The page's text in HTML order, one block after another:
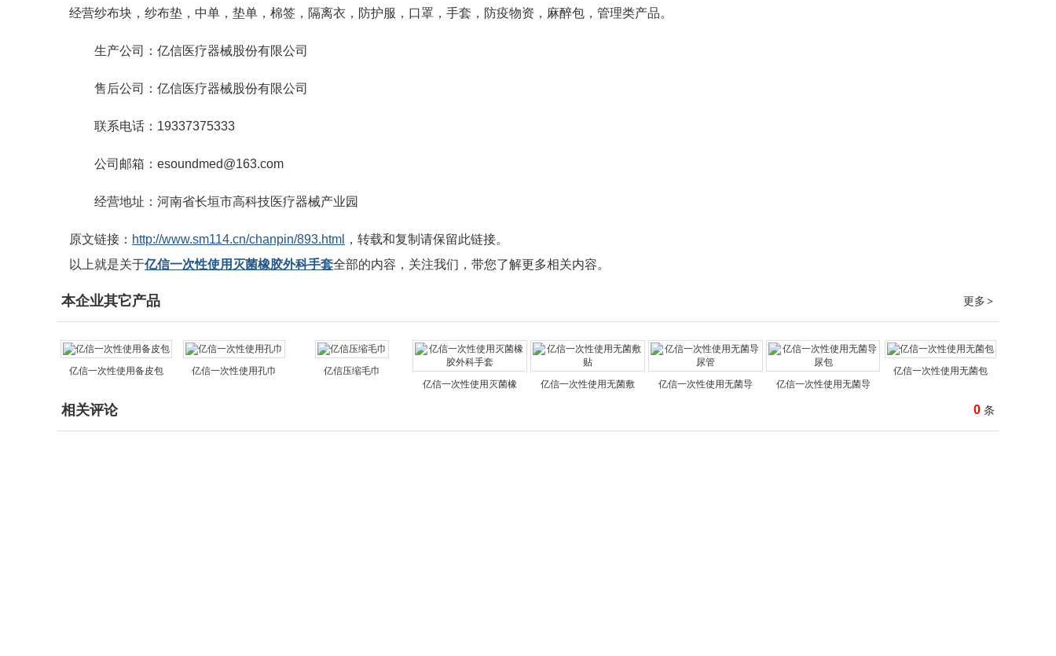
经营纱布块，纱布垫，中单，垫单，棉签，隔离衣，防护服，口罩，手套，防疫物资，麻醉包，管理类产品。
生产公司：亿信医疗器械股份有限公司
售后公司：亿信医疗器械股份有限公司
联系电话：19337375333
公司邮箱：esoundmed@163.com
经营地址：河南省长垣市高科技医疗器械产业园
原文链接： http://www.sm114.cn/chanpin/893.html
，转载和复制请保留此链接。
以上就是关于亿信一次性使用灭菌橡胶外科手套全部的内容，关注我们，带您了解更多相关内容。
更多 >
本企业其它产品
亿信一次性使用备皮包 亿信一次性使用孔巾
亿信压缩毛巾
亿信一次性使用灭菌橡
亿信一次性使用无菌敷 亿信一次性使用无菌导 亿信一次性使用无菌导
亿信一次性使用无菌包
0 条
相关评论